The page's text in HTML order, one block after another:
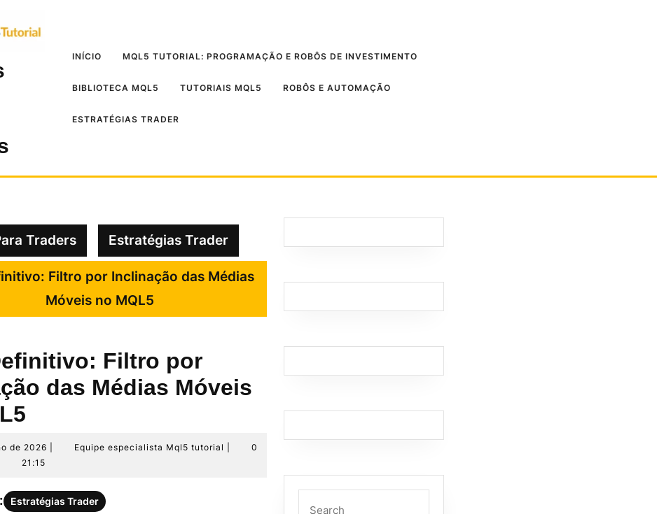
INÍCIO MQL5 TUTORIAL: PROGRAMAÇÃO E ROBÔS DE INVESTIMENTO
BIBLIOTECA MQL5 TUTORIAIS MQL5 ROBÔS E AUTOMAÇÃO
ESTRATÉGIAS TRADER
Traders Estratégias Trader
Filtro por Inclinação das Médias
Móveis no MQL5
Filtro por
das Médias Móveis
de 2026
de
2026
Equipe especialista Mql5 tutorial
Equipe
0
21:15
Estratégias Trader